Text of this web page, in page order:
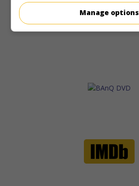
Manage options